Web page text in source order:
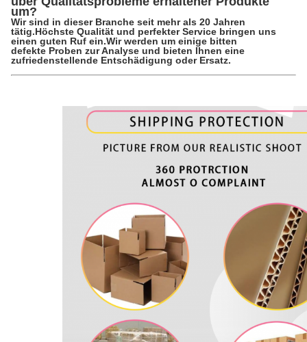
um?
Wir sind in dieser Branche seit mehr als 20 Jahren
tätig.Höchste Qualität und perfekter Service bringen uns
einen guten Ruf ein.Wir werden um einige bitten
defekte Proben zur Analyse und bieten Ihnen eine
zufriedenstellende Entschädigung oder Ersatz.